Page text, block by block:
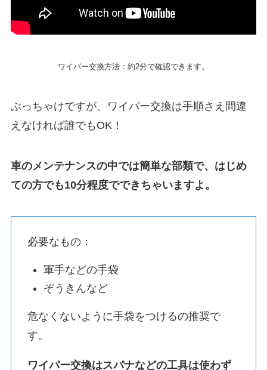
ワイパー交換方法：約2分で確認できます。
ぶっちゃけですが、ワイパー交換は手順さえ間違
えなければ誰でもOK！
車のメンテナンスの中では簡単な部類で、はじめ
ての方でも10分程度でできちゃいますよ。
必要なもの：
軍手などの手袋
ぞうきんなど
危なくないように手袋をつけるの推奨で
す。
ワイパー交換はスパナなどの工具は使わず